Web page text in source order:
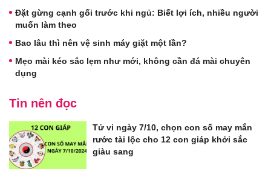
Đặt gừng cạnh gối trước khi ngủ: Biết lợi ích, nhiều người
muốn làm theo
Bao lâu thì nên vệ sinh máy giặt một lần?
Mẹo mài kéo sắc lẹm như mới, không cần đá mài chuyên
dụng
Tin nên đọc
Tử vi ngày 7/10, chọn con số may mắn
rước tài lộc cho 12 con giáp khởi sắc
giàu sang